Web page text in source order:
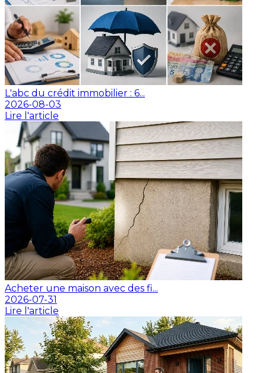
L'abc du crédit immobilier : 6...
2026-08-03
Lire l'article
Acheter une maison avec des fi...
2026-07-31
Lire l'article